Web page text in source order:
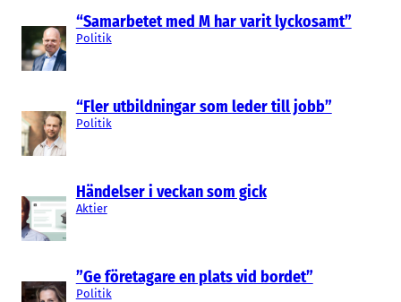
“Samarbetet med M har varit lyckosamt”
Politik
“Fler utbildningar som leder till jobb”
Politik
Händelser i veckan som gick
Aktier
”Ge företagare en plats vid bordet”
Politik